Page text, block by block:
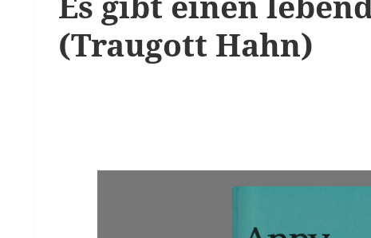
(Traugott Hahn)